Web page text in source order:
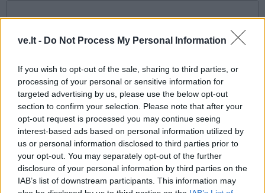
ve.lt - Do Not Process My Personal Information
If you wish to opt-out of the sale, sharing to third parties, or
processing of your personal or sensitive information for
targeted advertising by us, please use the below opt-out
section to confirm your selection. Please note that after your
opt-out request is processed you may continue seeing
interest-based ads based on personal information utilized by
us or personal information disclosed to third parties prior to
your opt-out. You may separately opt-out of the further
disclosure of your personal information by third parties on the
IAB’s list of downstream participants. This information may
Komentaras
Sutinku sutaisyklėmis
This site is protected by
reCAPTCHA and the Google